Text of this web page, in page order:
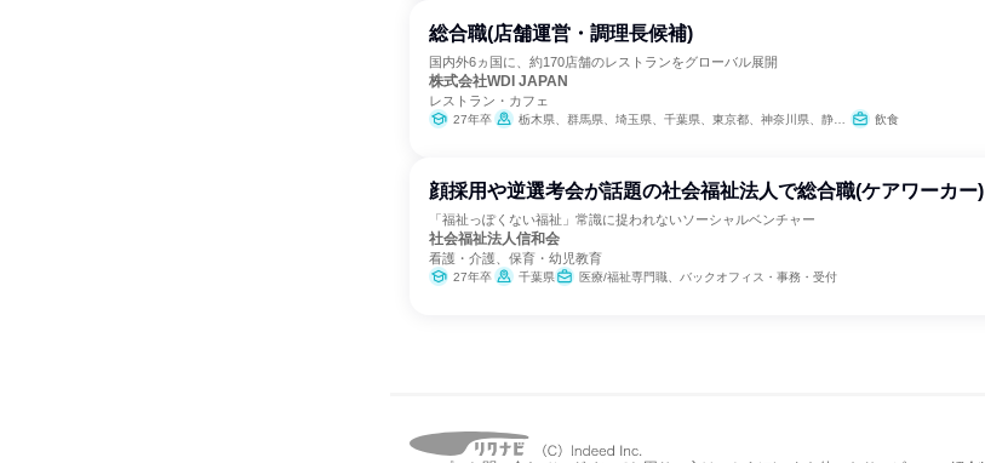
総合職(店舗運営・調理長候補)
国内外6ヵ国に、約170店舗のレストランをグローバル展開
株式会社WDI JAPAN
レストラン・カフェ
27年卒 栃木県、群馬県、埼玉県、千葉県、東京都、神奈川県、静岡県、愛知県、三重県、京都府、大阪府、兵庫県、奈良県、高知県、福岡県 飲食
顔採用や逆選考会が話題の社会福祉法人で総合職(ケアワーカー)
「福祉っぽくない福祉」常識に捉われないソーシャルベンチャー
社会福祉法人信和会
看護・介護、保育・幼児教育
27年卒 千葉県 医療/福祉専門職、バックオフィス・事務・受付